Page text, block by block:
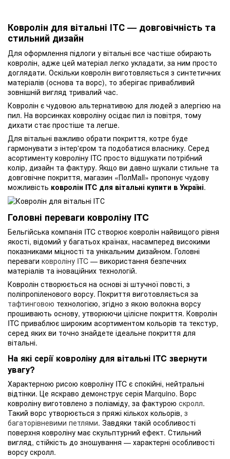
Ковролін для вітальні ІТС — довговічність та
стильний дизайн
Для оформлення підлоги у вітальні все частіше обирають
ковролін, адже цей матеріал легко укладати, за ним просто
доглядати. Оскільки ковролін виготовляється з синтетичних
матеріалів (основа та ворс), то зберігає привабливий
зовнішній вигляд тривалий час.
Ковролін є чудовою альтернативою для людей з алергією на
пил. На ворсинках ковроліну осідає пил із повітря, тому
дихати стає простіше та легше.
Для вітальні важливо обрати покриття, котре буде
гармонувати з інтер'єром та подобатися власнику. Серед
асортименту ковроліну ITC просто відшукати потрібний
колір, дизайн та фактуру. Якщо ви давно шукали стильне та
довговічне покриття, магазин «ПолMall» пропонує чудову
можливість ковролін ITC для вітальні купити в Україні.
Головні переваги ковроліну ITC
Бельгійська компанія ITC створює ковролін найвищого рівня
якості, відомий у багатьох країнах, насамперед високими
показниками міцності та унікальним дизайном. Головні
переваги ковроліну ITC — використання безпечних
матеріалів та іноваційних технологій.
Ковролін створюється на основі зі штучної повсті, з
поліпропіленового ворсу. Покриття виготовляється за
тафтинговою технологією, згідно з якою волокна ворсу
прошивають основу, утворюючи цілісне покриття. Ковролін
ITC приваблює широким асортиментом кольорів та текстур,
серед яких ви точно знайдете ідеальне покриття для
вітальні.
На які серії ковроліну для вітальні ITC звернути
увагу?
Характерною рисою ковроліну ITC є спокійні, нейтральні
відтінки. Це яскраво демонструє серія Marquino. Ворс
ковроліну виготовлено з поліаміду, за фактурою скролл.
Такий ворс утворюється з пряжі кількох кольорів, з
багаторівневими петлями. Завдяки такій особливості
поверхня ковроліну має скульптурний ефект. Стильний
вигляд, стійкість до зношування — характерні особливості
ворсу скролл.